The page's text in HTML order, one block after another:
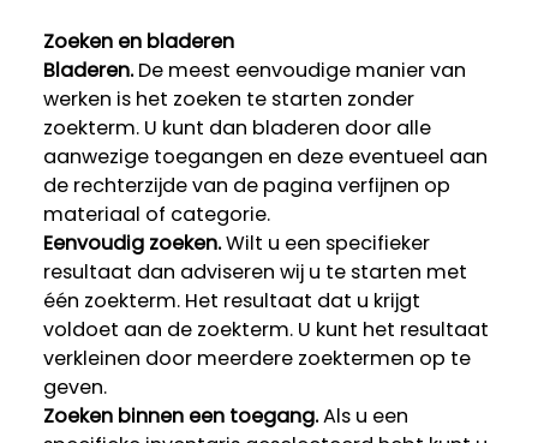
Zoeken en bladeren
Bladeren.De meest eenvoudige manier van
werken is het zoeken te starten zonder
zoekterm. U kunt dan bladeren door alle
aanwezige toegangen en deze eventueel aan
de rechterzijde van de pagina verfijnen op
materiaal of categorie.
Eenvoudig zoeken.Wilt u een specifieker
resultaat dan adviseren wij u te starten met
één zoekterm. Het resultaat dat u krijgt
voldoet aan de zoekterm. U kunt het resultaat
verkleinen door meerdere zoektermen op te
geven.
Zoeken binnen een toegang.Als u een